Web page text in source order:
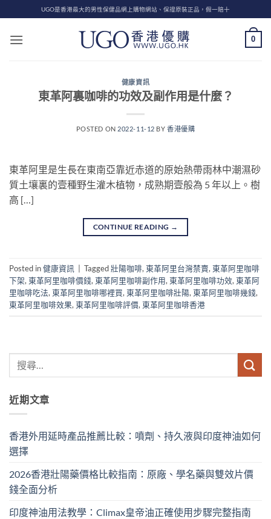
to
content
UGO是香港最大的男性保健品網上購物網站、保證原裝正品，假一賠十
0
健康資訊
東革阿裏咖啡的功效及副作用是什麼？
POSTED ON 2022-11-12 BY香港優購
東革阿里是生長在東南亞靠近赤道的原始熱帶雨林中潮濕砂
質土壤裏的壹種野生灌木植物，成熟期壹般為 5 年以上。樹
高 […]
CONTINUE READING →
Posted in健康資訊 Tagged壯陽咖啡, 東革阿里台灣禁賣, 東革阿里咖啡
下架, 東革阿里咖啡價錢, 東革阿里咖啡副作用, 東革阿里咖啡功效, 東革阿
里咖啡吃法, 東革阿里咖啡哪裡買, 東革阿里咖啡壯陽, 東革阿里咖啡幾錢,
東革阿里咖啡效果, 東革阿里咖啡評價, 東革阿里咖啡香港
近期文章
香港外用延時產品推薦比較：噴劑、持久液與印度神油如何
選擇
2026香港壯陽藥價格比較指南：原廠、學名藥與雙效片價
錢全面分析
印度神油用法教學：Climax皇帝油正確使用步驟完整指南